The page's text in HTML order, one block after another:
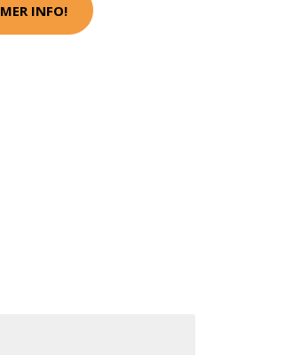
MER INFO!